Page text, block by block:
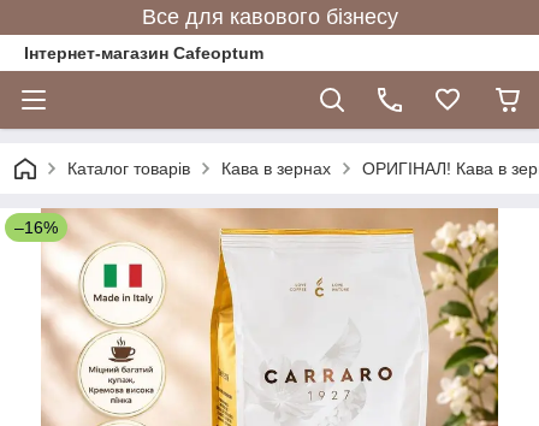
Все для кавового бізнесу
Інтернет-магазин Cafeoptum
Каталог товарів Кава в зернах ОРИГІНАЛ! Кава в
–16%